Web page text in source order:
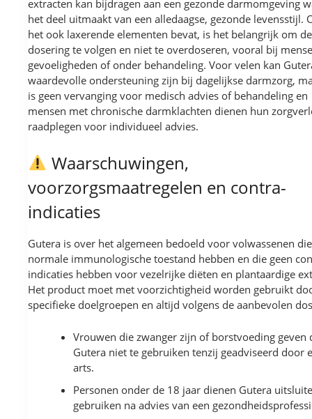
extracten kan bijdragen aan een gezonde darmomgeving
het deel uitmaakt van een alledaagse, gezonde levensstijl.
het ook laxerende elementen bevat, is het belangrijk om de
dosering te volgen en niet te overdoseren, vooral bij
gevoeligheden of onder behandeling. Voor velen kan
waardevolle ondersteuning zijn bij dagelijkse darmzorg,
is geen vervanging voor medisch advies of behandeling en
mensen met chronische darmklachten dienen hun
raadplegen voor individueel advies.
Waarschuwingen,
voorzorgsmaatregelen en contra-
indicaties
Gutera is over het algemeen bedoeld voor volwassenen
normale immunologische toestand hebben en die geen
indicaties hebben voor vezelrijke diëten en plantaardige
Het product moet met voorzichtigheid worden gebruikt
specifieke doelgroepen en altijd volgens de aanbevolen
Vrouwen die zwanger zijn of borstvoeding geven
Gutera niet te gebruiken tenzij geadviseerd door
arts.
Personen onder de 18 jaar dienen Gutera
gebruiken na advies van een